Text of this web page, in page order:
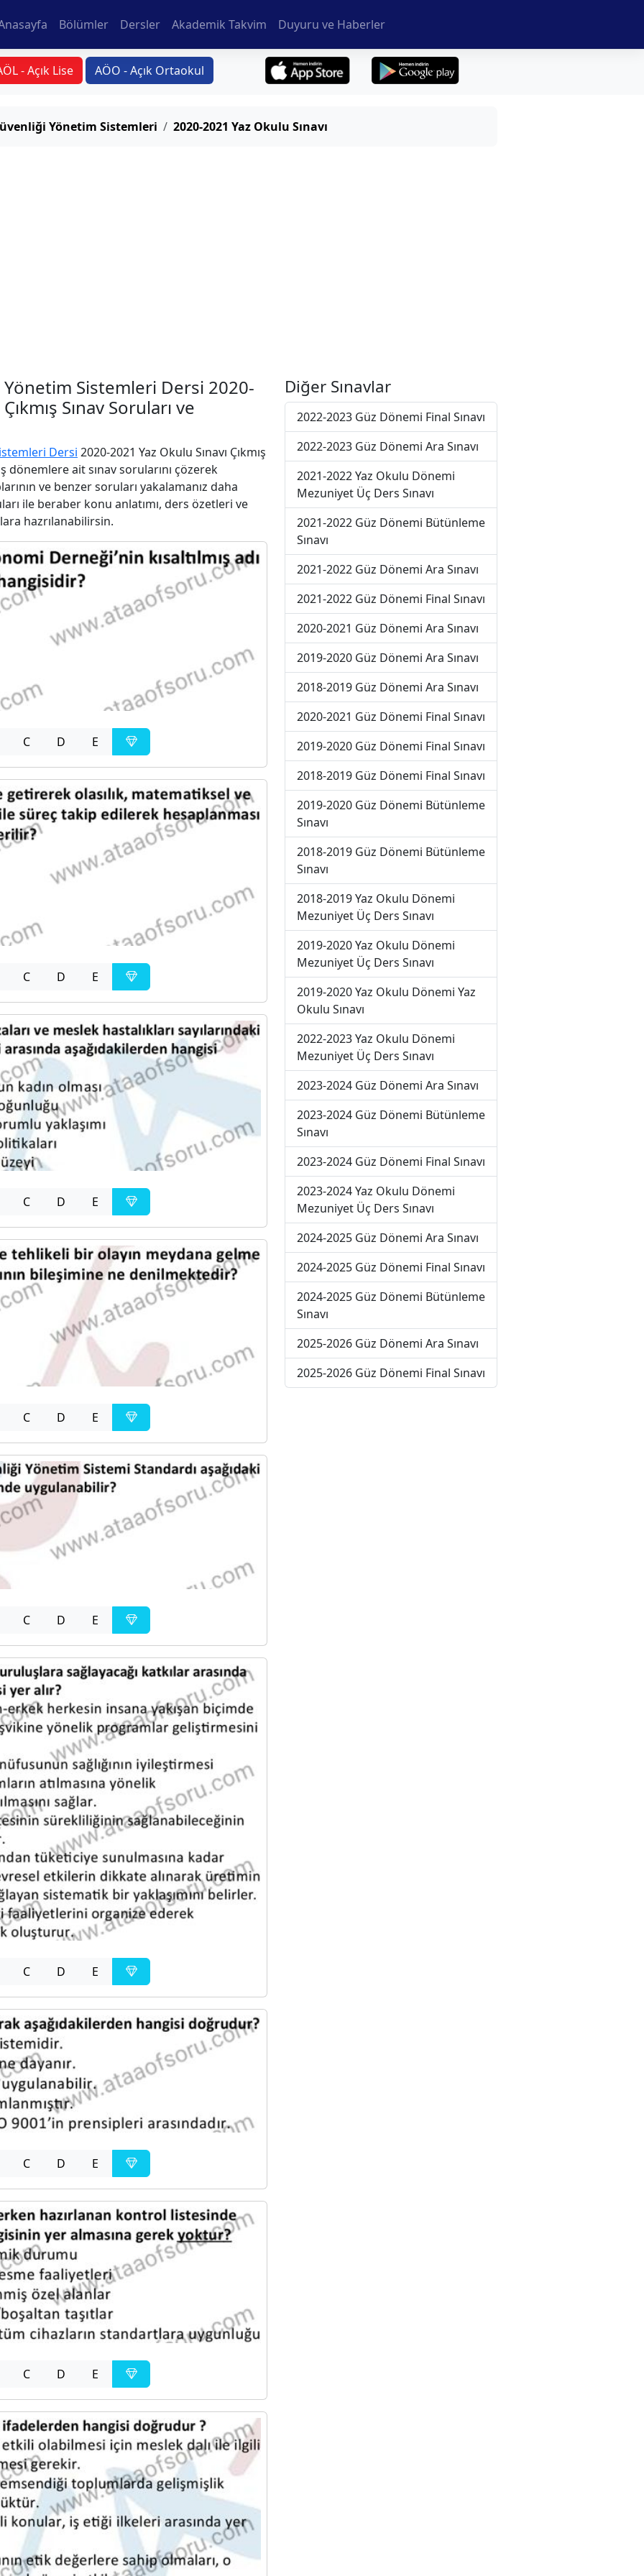
Bölümler Dersler Akademik Takvim Duyuru ve Haberler
- Açık Lise AÖO - Açık Ortaokul
Yönetim Sistemleri 2020-2021 Yaz Okulu Sınavı
Yönetim Sistemleri Dersi 2020-
Sınav Soruları ve
Dersi 2020-2021 Yaz Okulu Sınavı Çıkmış
dönemlere ait sınav sorularını çözerek
ve benzer soruları yakalamanız daha
ile beraber konu anlatımı, ders özetleri ve
hazrılanabilirsin.
C D E
C D E
C D E
C D E
C D E
C D E
C D E
C D E
Diğer Sınavlar
2022-2023 Güz Dönemi Final Sınavı
2022-2023 Güz Dönemi Ara Sınavı
2021-2022 Yaz Okulu Dönemi
Mezuniyet Üç Ders Sınavı
2021-2022 Güz Dönemi Bütünleme
Sınavı
2021-2022 Güz Dönemi Ara Sınavı
2021-2022 Güz Dönemi Final Sınavı
2020-2021 Güz Dönemi Ara Sınavı
2019-2020 Güz Dönemi Ara Sınavı
2018-2019 Güz Dönemi Ara Sınavı
2020-2021 Güz Dönemi Final Sınavı
2019-2020 Güz Dönemi Final Sınavı
2018-2019 Güz Dönemi Final Sınavı
2019-2020 Güz Dönemi Bütünleme
Sınavı
2018-2019 Güz Dönemi Bütünleme
Sınavı
2018-2019 Yaz Okulu Dönemi
Mezuniyet Üç Ders Sınavı
2019-2020 Yaz Okulu Dönemi
Mezuniyet Üç Ders Sınavı
2019-2020 Yaz Okulu Dönemi Yaz
Okulu Sınavı
2022-2023 Yaz Okulu Dönemi
Mezuniyet Üç Ders Sınavı
2023-2024 Güz Dönemi Ara Sınavı
2023-2024 Güz Dönemi Bütünleme
Sınavı
2023-2024 Güz Dönemi Final Sınavı
2023-2024 Yaz Okulu Dönemi
Mezuniyet Üç Ders Sınavı
2024-2025 Güz Dönemi Ara Sınavı
2024-2025 Güz Dönemi Final Sınavı
2024-2025 Güz Dönemi Bütünleme
Sınavı
2025-2026 Güz Dönemi Ara Sınavı
2025-2026 Güz Dönemi Final Sınavı